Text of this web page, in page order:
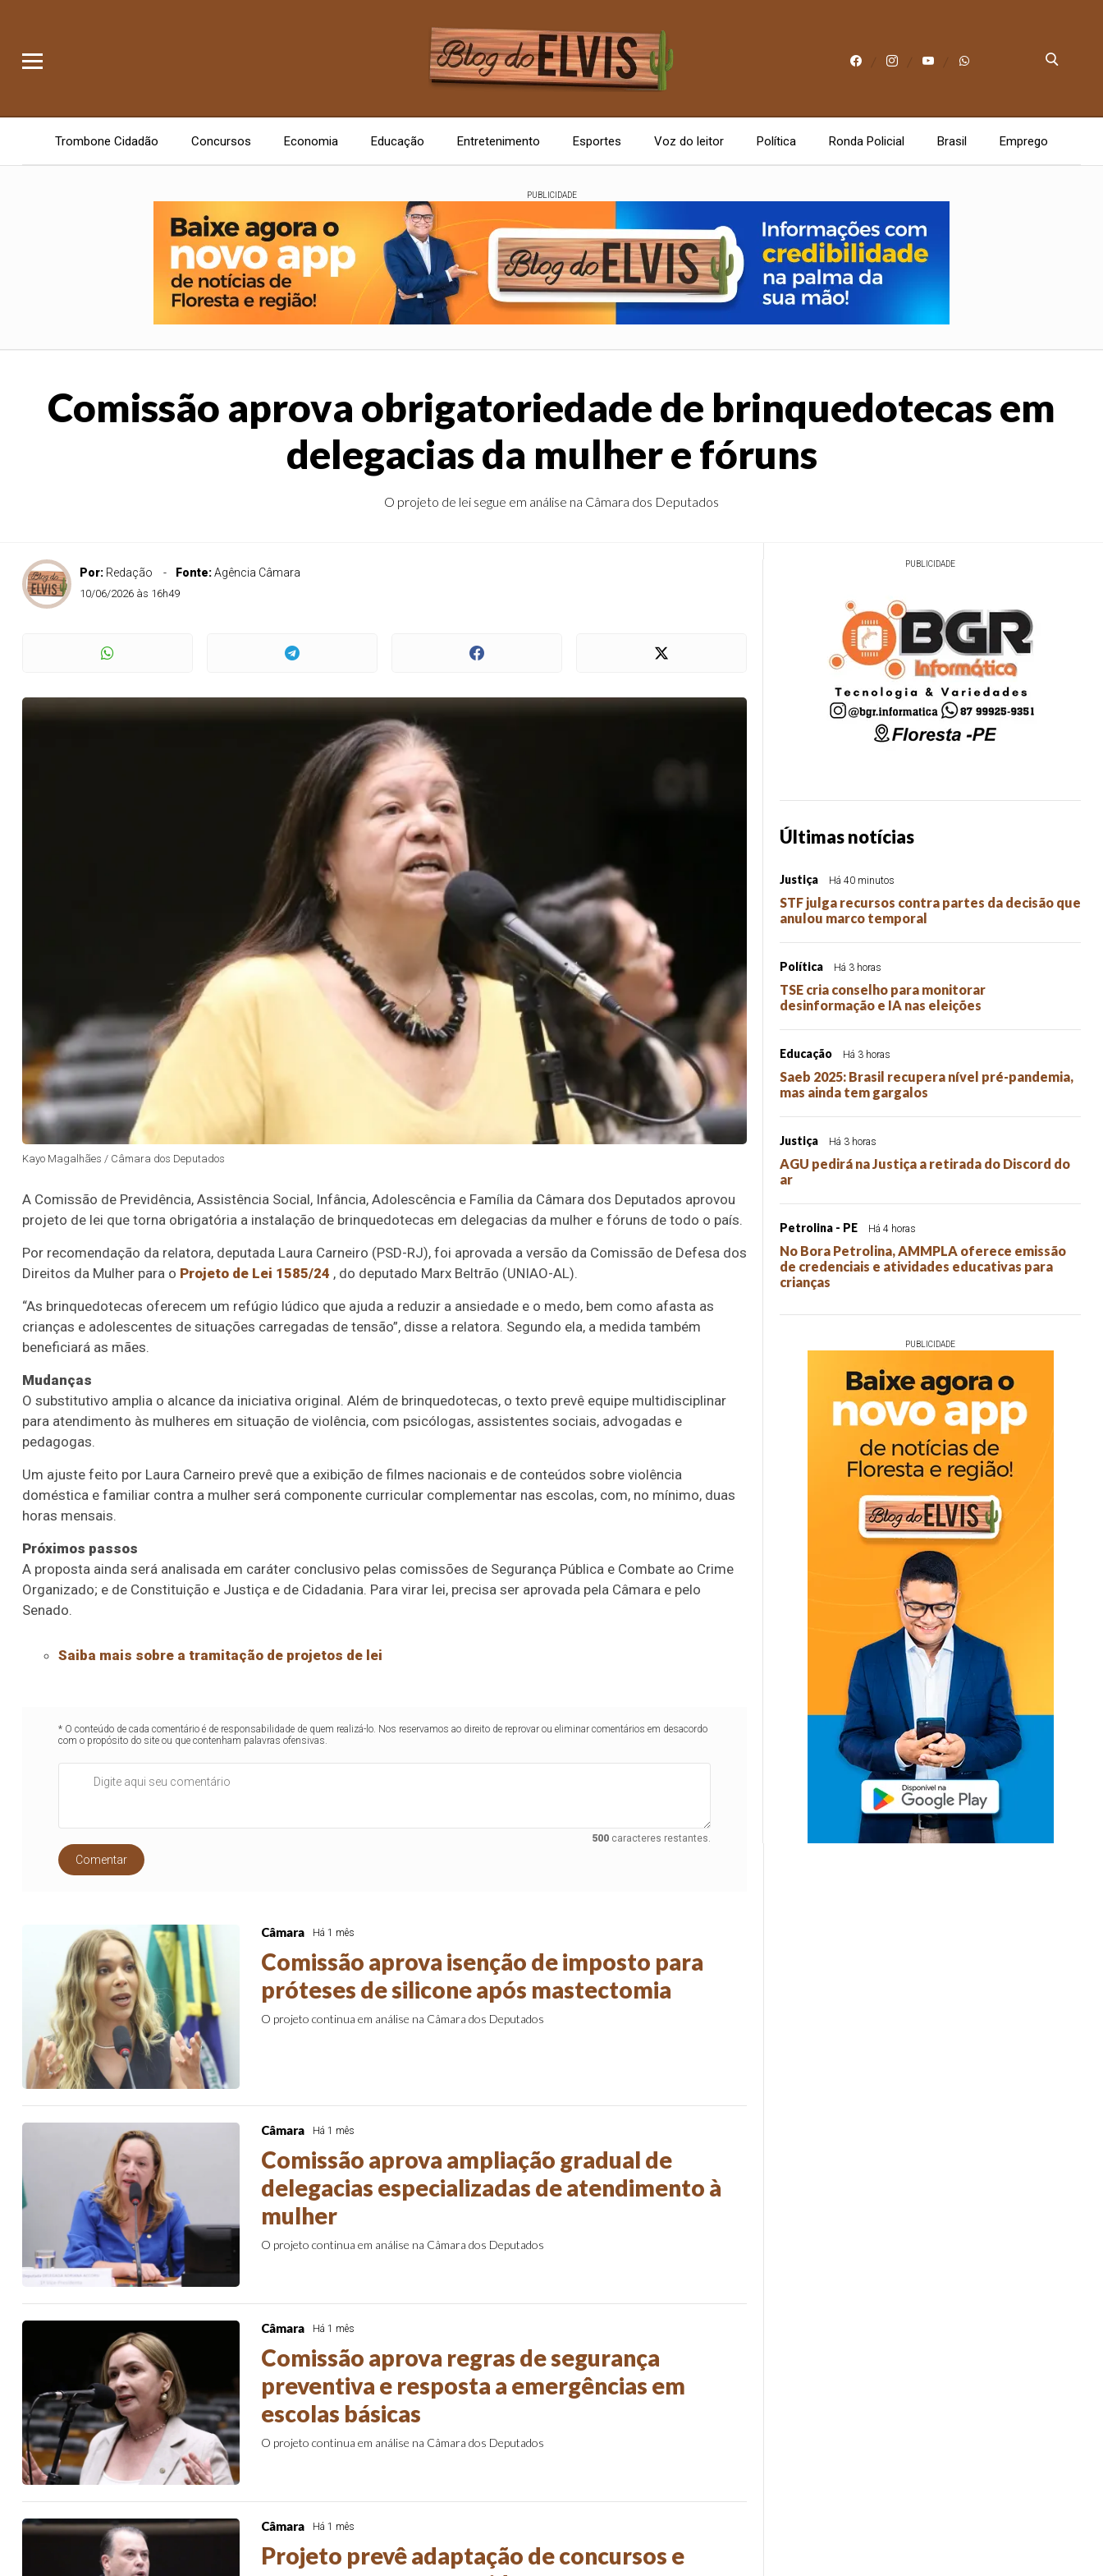
Trombone Cidadão Concursos Economia Educação Entretenimento Esportes Voz do leitor Política Ronda Policial Brasil Emprego
PUBLICIDADE
Comissão aprova obrigatoriedade de brinquedotecas em
delegacias da mulher e fóruns
O projeto de lei segue em análise na Câmara dos Deputados
Por: Redação Fonte:Agência Câmara
10/06/2026 às 16h49
Kayo Magalhães / Câmara dos Deputados
A Comissão de Previdência, Assistência Social, Infância, Adolescência e Família da Câmara dos Deputados aprovou
projeto de lei que torna obrigatória a instalação de brinquedotecas em delegacias da mulher e fóruns de todo o país.
Por recomendação da relatora, deputada Laura Carneiro (PSD-RJ), foi aprovada a versão da Comissão de Defesa dos
Direitos da Mulher para o Projeto de Lei 1585/24 , do deputado Marx Beltrão (UNIAO-AL).
“As brinquedotecas oferecem um refúgio lúdico que ajuda a reduzir a ansiedade e o medo, bem como afasta as
crianças e adolescentes de situações carregadas de tensão”, disse a relatora. Segundo ela, a medida também
beneficiará as mães.
Mudanças
O substitutivo amplia o alcance da iniciativa original. Além de brinquedotecas, o texto prevê equipe multidisciplinar
para atendimento às mulheres em situação de violência, com psicólogas, assistentes sociais, advogadas e
pedagogas.
Um ajuste feito por Laura Carneiro prevê que a exibição de filmes nacionais e de conteúdos sobre violência
doméstica e familiar contra a mulher será componente curricular complementar nas escolas, com, no mínimo, duas
horas mensais.
Próximos passos
A proposta ainda será analisada em caráter conclusivo pelas comissões de Segurança Pública e Combate ao Crime
Organizado; e de Constituição e Justiça e de Cidadania. Para virar lei, precisa ser aprovada pela Câmara e pelo
Senado.
Saiba mais sobre a tramitação de projetos de lei
* O conteúdo de cada comentário é de responsabilidade de quem realizá-lo. Nos reservamos ao direito de reprovar ou eliminar comentários em desacordo
com o propósito do site ou que contenham palavras ofensivas.
500caracteres restantes.
Comentar
Câmara Há 1 mês
Comissão aprova isenção de imposto para
próteses de silicone após mastectomia
O projeto continua em análise na Câmara dos Deputados
Câmara Há 1 mês
Comissão aprova ampliação gradual de
delegacias especializadas de atendimento à
mulher
O projeto continua em análise na Câmara dos Deputados
Câmara Há 1 mês
Comissão aprova regras de segurança
preventiva e resposta a emergências em
escolas básicas
O projeto continua em análise na Câmara dos Deputados
Câmara Há 1 mês
Projeto prevê adaptação de concursos e
PUBLICIDADE
Últimas notícias
Justiça Há 40 minutos
STF julga recursos contra partes da decisão que
anulou marco temporal
Política Há 3 horas
TSE cria conselho para monitorar
desinformação e IA nas eleições
Educação Há 3 horas
Saeb 2025: Brasil recupera nível pré-pandemia,
mas ainda tem gargalos
Justiça Há 3 horas
AGU pedirá na Justiça a retirada do Discord do
ar
Petrolina - PE Há 4 horas
No Bora Petrolina, AMMPLA oferece emissão
de credenciais e atividades educativas para
crianças
PUBLICIDADE